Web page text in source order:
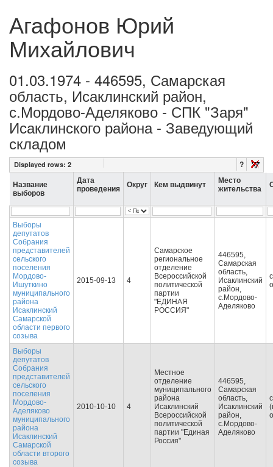
Агафонов Юрий
Михайлович
01.03.1974 - 446595, Самарская
область, Исаклинский район,
с.Мордово-Аделяково - СПК "Заря"
Исаклинского района - Заведующий
складом
Displayed rows: 2 ?
Название
выборов
Дата
проведения
Округ Кем выдвинут
Место
жительства
Выборы
депутатов
Собрания
представителей
сельского
поселения
Мордово-
Ишуткино
муниципального
района
Исаклинский
Самарской
области первого
созыва
2015-09-13 4
Самарское
региональное
отделение
Всероссийской
политической
партии
"ЕДИНАЯ
РОССИЯ"
446595,
Самарская
область,
Исаклинский
район,
с.Мордово-
Аделяково
Выборы
депутатов
Собрания
представителей
сельского
поселения
Мордово-
Аделяково
муниципального
района
Исаклинский
Самарской
области второго
созыва
2010-10-10 4
Местное
отделение
муниципального
района
Исаклинский
Всероссийской
политической
партии "Единая
Россия"
446595,
Самарская
область,
Исаклинский
район,
с.Мордово-
Аделяково